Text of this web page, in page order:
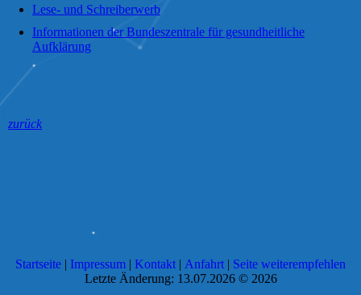
Lese- und Schreiberwerb
Informationen der Bundeszentrale für gesundheitliche
Aufklärung
zurück
Startseite | Impressum | Kontakt | Anfahrt | Seite weiterempfehlen
Letzte Änderung: 13.07.2026 © 2026